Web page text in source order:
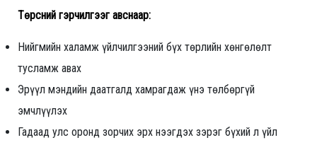
Төрсний гэрчилгээг авснаар:
Нийгмийн халамж үйлчилгээний бүх төрлийн хөнгөлөлт
тусламж авах
Эрүүл мэндийн даатгалд хамрагдаж үнэ төлбөргүй
эмчлүүлэх
Гадаад улс оронд зорчих эрх нээгдэх зэрэг бүхий л үйл